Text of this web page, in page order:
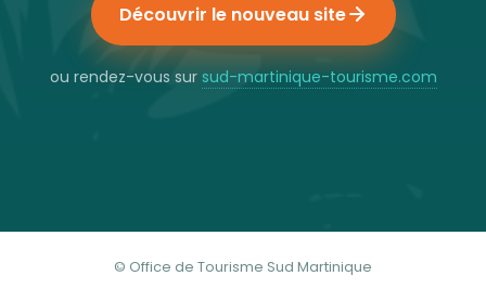
Découvrir le nouveau site
ou rendez-vous sur sud-martinique-tourisme.com
© Office de Tourisme Sud Martinique